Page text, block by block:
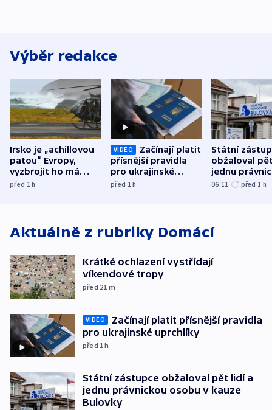
Výběr redakce
Irsko je „achillovou
patou“ Evropy,
vyzbrojit ho má
Francie
před 1h
VIDEO
Začínají platit
přísnější pravidla
pro ukrajinské
uprchlíky
před 1h
Státní
obžaloval
jednu
osobu v
06:11 před 1 h
Aktuálně z rubriky Domácí
Krátké ochlazení vystřídají
víkendové tropy
před 21 m
VIDEO
Začínají platit přísnější pravidla
pro ukrajinské uprchlíky
před 1h
Státní zástupce obžaloval pět lidí a
jednu právnickou osobu v kauze
Bulovky